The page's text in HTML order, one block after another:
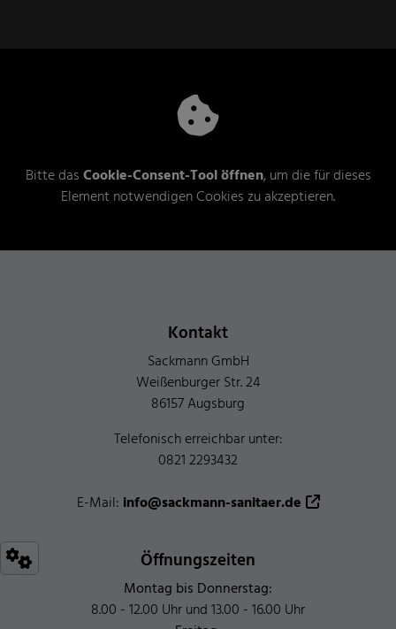
Bitte das Cookie-Consent-Tool öffnen, um die für dieses
Element notwendigen Cookies zu akzeptieren.
Kontakt
Sackmann GmbH
Weißenburger Str. 24
86157 Augsburg
Telefonisch erreichbar unter:
0821 2293432
E-Mail: info@sackmann-sanitaer.de
Öffnungszeiten
Montag bis Donnerstag:
8.00 - 12.00 Uhr und 13.00 - 16.00 Uhr